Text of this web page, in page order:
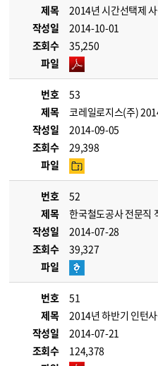
제목
2014년 시간선택제
작성일
2014-10-01
조회수
35,250
파일
번호
53
제목
코레일로지스(주)
작성일
2014-09-05
조회수
29,398
파일
번호
52
제목
한국철도공사 전문직
작성일
2014-07-28
조회수
39,327
파일
번호
51
제목
2014년 하반기 인턴
작성일
2014-07-21
조회수
124,378